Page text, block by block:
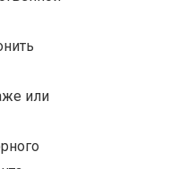
или